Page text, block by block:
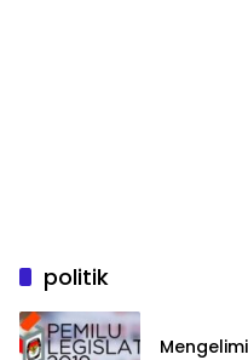
politik